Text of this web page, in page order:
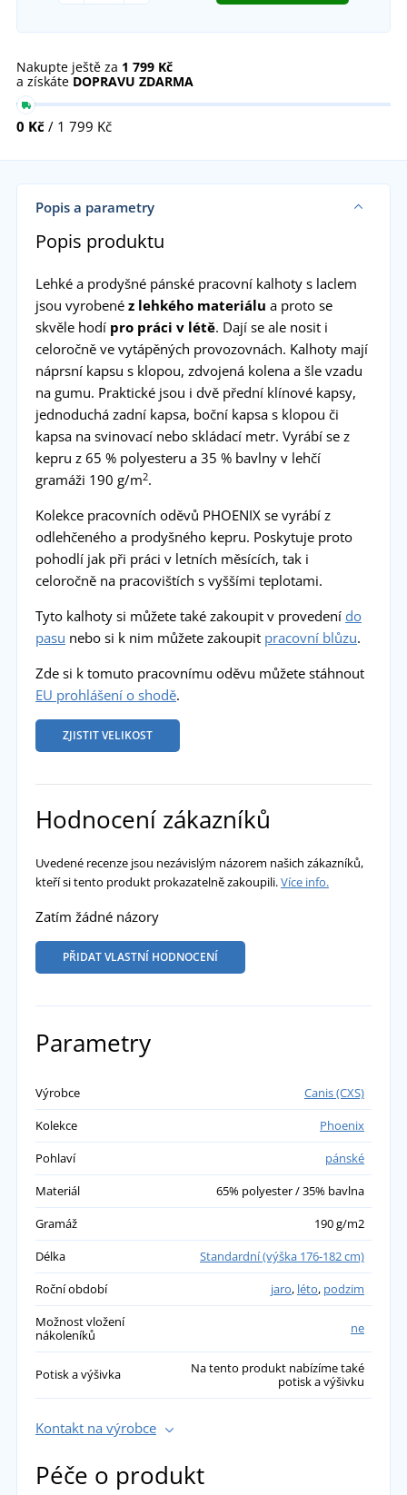
Nakupte ještě za 1 799 Kč
a získáte DOPRAVU ZDARMA
0 Kč / 1 799 Kč
Popis a parametry
Popis produktu
Lehké a prodyšné pánské pracovní kalhoty s laclem
jsou vyrobené z lehkého materiálu a proto se
skvěle hodí pro práci v létě. Dají se ale nosit i
celoročně ve vytápěných provozovnách. Kalhoty mají
náprsní kapsu s klopou, zdvojená kolena a šle vzadu
na gumu. Praktické jsou i dvě přední klínové kapsy,
jednoduchá zadní kapsa, boční kapsa s klopou či
kapsa na svinovací nebo skládací metr. Vyrábí se z
kepru z 65 % polyesteru a 35 % bavlny v lehčí
gramáži 190 g/m2.
Kolekce pracovních oděvů PHOENIX se vyrábí z
odlehčeného a prodyšného kepru. Poskytuje proto
pohodlí jak při práci v letních měsících, tak i
celoročně na pracovištích s vyššími teplotami.
Tyto kalhoty si můžete také zakoupit v provedení do
pasu nebo si k nim můžete zakoupit pracovní blůzu.
Zde si k tomuto pracovnímu oděvu můžete stáhnout
EU prohlášení o shodě.
ZJISTIT VELIKOST
Hodnocení zákazníků
Uvedené recenze jsou nezávislým názorem našich zákazníků,
kteří si tento produkt prokazatelně zakoupili.Více info.
Zatím žádné názory
PŘIDAT VLASTNÍ HODNOCENÍ
Parametry
Výrobce
Canis (CXS)
Kolekce
Phoenix
Pohlaví
pánské
Materiál
65% polyester / 35% bavlna
Gramáž
190 g/m2
Délka
Standardní (výška 176-182 cm)
Roční období
jaro, léto, podzim
Možnost vložení
nákoleníků
ne
Potisk a výšivka
Na tento produkt nabízíme také
potisk a výšivku
Kontakt na výrobce
Péče o produkt